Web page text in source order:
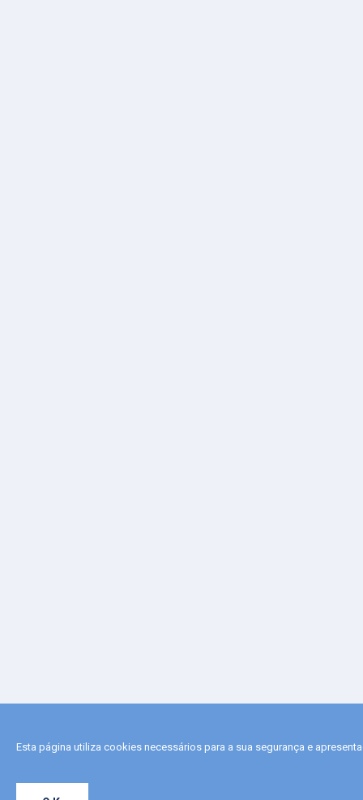
Esta página utiliza cookies necessários para a sua segurança e